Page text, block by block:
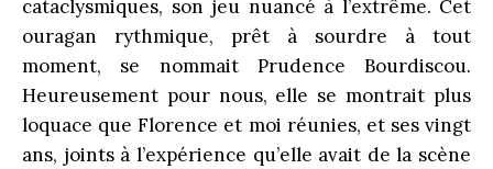
cataclysmiques, son jeu nuancé à l’extrême. Cet
ouragan rythmique, prêt à sourdre à tout
moment, se nommait Prudence Bourdiscou.
Heureusement pour nous, elle se montrait plus
loquace que Florence et moi réunies, et ses vingt
ans, joints à l’expérience qu’elle avait de la scène